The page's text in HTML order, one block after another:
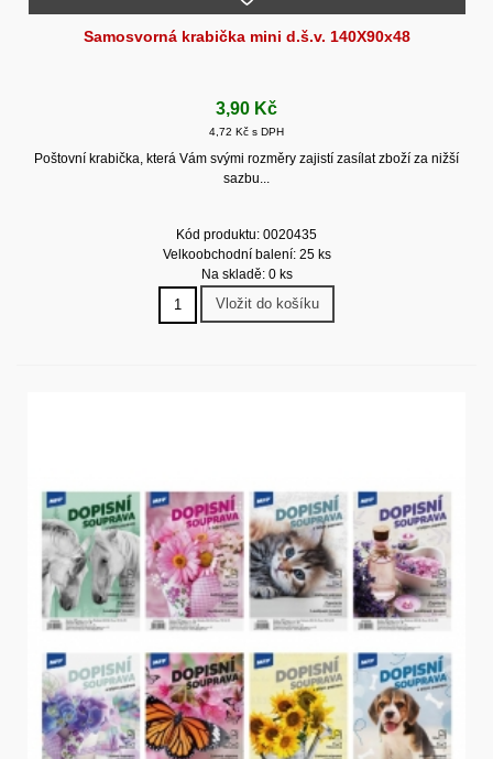
Samosvorná krabička mini d.š.v. 140X90x48
3,90 Kč
4,72 Kč s DPH
Poštovní krabička, která Vám svými rozměry zajistí zasílat zboží za nižší
sazbu...
Kód produktu: 0020435
Velkoobchodní balení: 25 ks
Na skladě: 0 ks
Vložit do košíku